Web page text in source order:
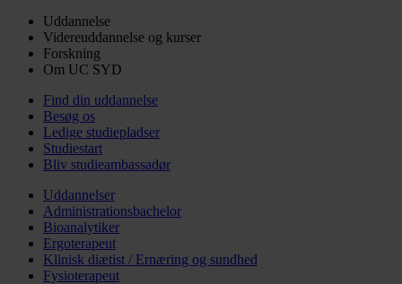
Uddannelse
Videreuddannelse og kurser
Forskning
Om UC SYD
Find din uddannelse
Besøg os
Ledige studiepladser
Studiestart
Bliv studieambassadør
Uddannelser
Administrationsbachelor
Bioanalytiker
Ergoterapeut
Klinisk diætist / Ernæring og sundhed
Fysioterapeut